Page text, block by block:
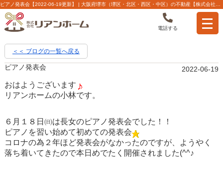
電話する
＜＜ ブログの一覧へ戻る
ピアノ発表会 2022-06-19
おはようございます
リアンホームの小林です。
６月１８日㈰は長女のピアノ発表会でした！！
ピアノを習い始めて初めての発表会
コロナの為２年ほど発表会がなかったのですが、ようやく
落ち着いてきたので本日めでたく開催されました(^^♪